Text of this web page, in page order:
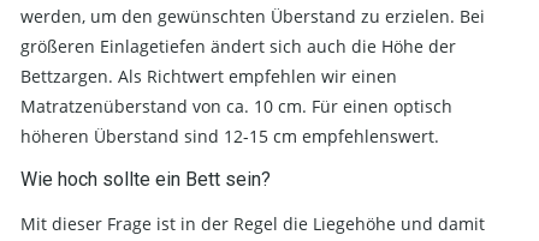
werden, um den gewünschten Überstand zu erzielen. Bei
größeren Einlagetiefen ändert sich auch die Höhe der
Bettzargen. Als Richtwert empfehlen wir einen
Matratzenüberstand von ca. 10 cm. Für einen optisch
höheren Überstand sind 12-15 cm empfehlenswert.
Wie hoch sollte ein Bett sein?
Mit dieser Frage ist in der Regel die Liegehöhe und damit